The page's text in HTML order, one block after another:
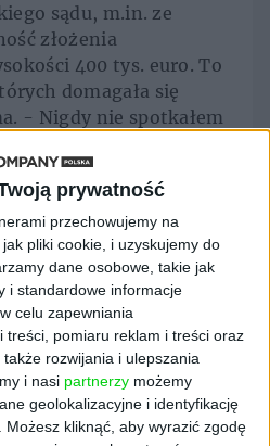
prywatność
przechowujemy na
pliki cookie, i uzyskujemy do
dane osobowe, takie jak
i standardowe informacje
celu zapewniania
treści, pomiaru reklam i treści oraz
rozwijania i ulepszania
i nasi partnerzy możemy
geolokalizacyjne i identyfikację
kliknąć, aby wyrazić zgodę
sądu, m.in. ze
złożenia
400 tys. euro. To
domagała się
- Nigdy nie spotkałem
Dlatego podjęliśmy
kaucji, co
naszego
tys. euro - tłumaczy.
2020 r. firma uzyskała
w fińskim Trybunale
z wyrokiem Kuu Hubb
łącznie blisko 2 mln
zaległe szesnaście rat
adwokackich, opłat